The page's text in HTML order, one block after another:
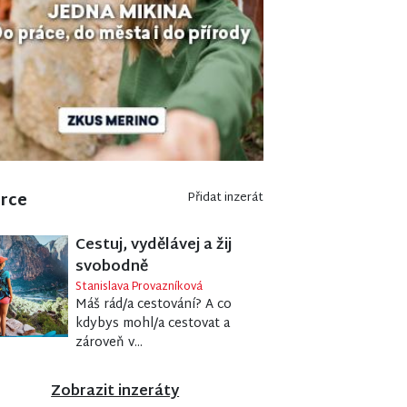
Přidat inzerát
Cestuj, vydělávej a žij
svobodně
Stanislava Provazníková
Máš rád/a cestování? A co
kdybys mohl/a cestovat a
zároveň v...
Zobrazit inzeráty